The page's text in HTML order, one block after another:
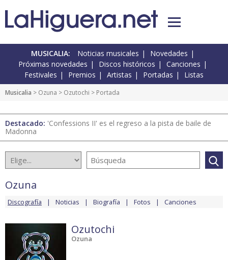
MUSICALIA: Noticias musicales
Novedades
Próximas novedades
Discos históricos
Canciones
Festivales
Premios Artistas Portadas Listas
Musicalia > Ozuna > Ozutochi > Portada
Destacado: 'Confessions II' es el regreso a la pista de baile de
Madonna
Ozuna
Discografía Noticias Biografía Fotos Canciones
Ozutochi
Ozuna